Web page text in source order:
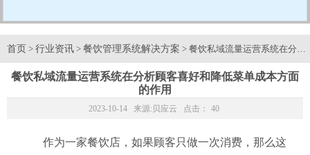
首页 > 行业资讯 > 餐饮管理系统解决方案 > 餐饮私域流量运营系统在分
餐饮私域流量运营系统在分析顾客喜好和降低菜单成本方面
的作用
2023-10-14 来源: 贝应云 点击： 40
作为一家餐饮店，如果顾客只做一次消费，那么这